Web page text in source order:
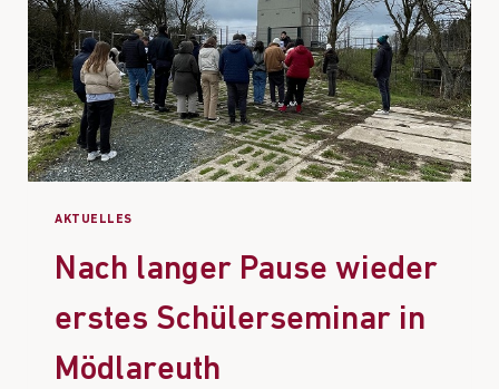
AKTUELLES
Nach langer Pause wieder
erstes Schülerseminar in
Mödlareuth